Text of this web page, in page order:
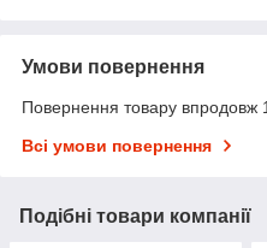
Умови повернення
Повернення товару впродовж
Всі умови повернення
Подібні товари компанії